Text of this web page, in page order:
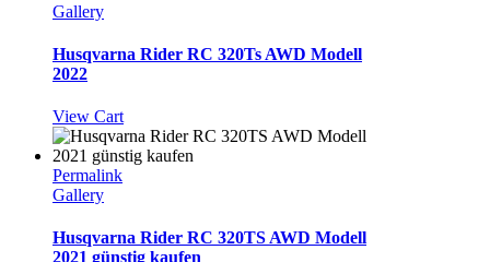
Gallery
Husqvarna Rider RC 320Ts AWD Modell
2022
View Cart
Permalink
Gallery
Husqvarna Rider RC 320TS AWD Modell
2021 günstig kaufen